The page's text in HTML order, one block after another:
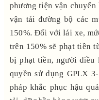
phương tiện vận
vận tải đường bộ các
150%. Đối với lái xe,
trên 150% sẽ phạt tiền
bị phạt tiền, người điều
quyền sử dụng GPLX
pháp khắc phục hậu